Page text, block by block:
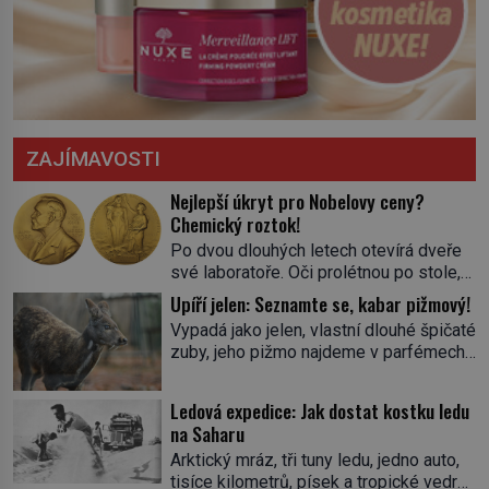
ZAJÍMAVOSTI
Nejlepší úkryt pro Nobelovy ceny?
Chemický roztok!
Po dvou dlouhých letech otevírá dveře
své laboratoře. Oči prolétnou po stole,
aby pak ulpěly na regálu, kde se nachází
všemožné látky. Hledá žluto-oranžovou
tekutinu, jakmile ji zahlédne, nesmírně
se mu uleví. Teď může svůj plán
skrývá směs s názvem lučavka
královská. Svůj přídomek nemá pro nic
za nic, […]
Upíří jelen: Seznamte se, kabar pižmový!
Vypadá jako jelen, vlastní dlouhé špičaté
zuby, jeho pižmo najdeme v parfémech
jediného zástupce zvířecí říše – kabara
pižmového. V Evropě ho jako první
popíše švédský botanik Carl Linné
(1707–1778), jenže v Asii o něm ví už
Ledová expedice: Jak dostat kostku ledu
na Saharu
Arktický mráz, tři tuny ledu, jedno auto,
tisíce kilometrů, písek a tropické vedro.